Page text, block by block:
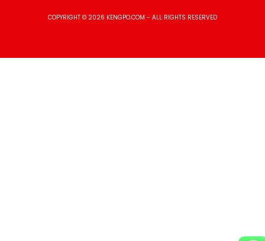
COPYRIGHT © 2026 KENGPO.COM - ALL RIGHTS RESERVED